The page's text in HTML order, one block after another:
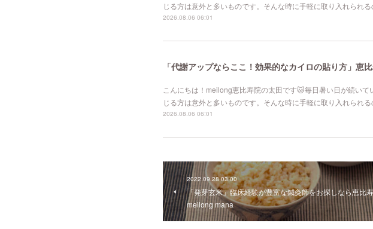
じる方は意外と多いものです。そんな時に手軽に取り入れられ
2026.08.06 06:01
「代謝アップならここ！効果的なカイロの貼り方」
こんにちは！meilong恵比寿院の太田です🐱毎日暑い日が続い
じる方は意外と多いものです。そんな時に手軽に取り入れられ
2026.08.06 06:01
2022.09.28 03:00
「発芽玄米」臨床経験が豊富な鍼灸師をお探しなら恵比寿
meilong mana